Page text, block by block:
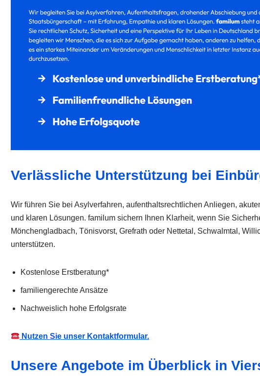
Verlässliche Unterstützung bei
Wir führen Sie bei Asylverfahren, aufenthaltsrechtlichen Anliegen,
und klaren Lösungen. familum sichern Ihnen Klarheit, wenn Sie
Mönchengladbach, Tönisvorst, Grefrath oder Nettetal, Schwalmtal,
unterstützen.
Kostenlose Erstberatung*
familiengerechte Ansätze
Nachweislich hohe Erfolgsrate
Nutzen Sie unser Kontaktformular.
Unsere Angebote im Überblick in